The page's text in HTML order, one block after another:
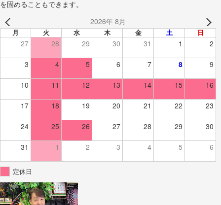
を固めることもできます。
2026年 8月
月 火 水 木 金 土 日
27 28 29 30 31 1 2
3 4 5 6 7 8 9
10 11 12 13 14 15 16
17 18 19 20 21 22 23
24 25 26 27 28 29 30
31 1 2 3 4 5 6
定休日